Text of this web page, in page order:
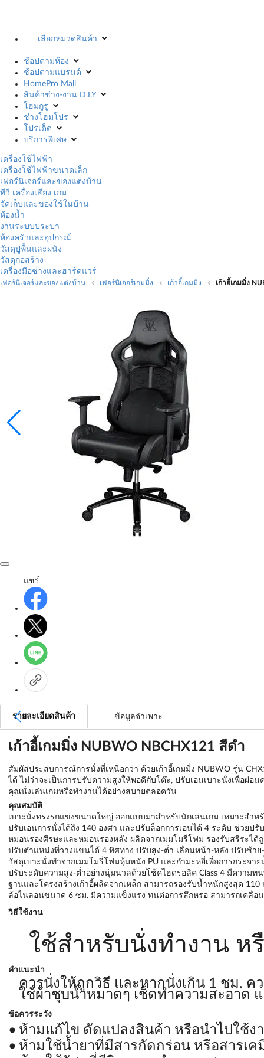
เลือกหมวดสินค้า
ช้อปตามห้อง
ช้อปตามแบรนด์
HomePro Mall
สินค้าช่าง-งาน D.I.Y
โฮมกูรู
ช่างโฮมโปร
โปรเด็ด
บริการพิเศษ
เครื่องใช้ไฟฟ้า
เครื่องใช้ไฟฟ้าขนาดเล็ก
เฟอร์นิเจอร์และของแต่งบ้าน
ทีวี เครื่องเสียง เกม
จัดเก็บและของใช้ในบ้าน
ห้องน้ำ
งานระบบประปา
ห้องครัวและอุปกรณ์
วัสดุปูพื้นและผนัง
วัสดุก่อสร้าง
เครื่องมือช่างและฮาร์ดแวร์
เฟอร์นิเจอร์และของแต่งบ้าน เฟอร์นิเจอร์เกมมิ่ง เก้าอี้เกมมิ่ง เก้าอี้เกมมิ่ง
แชร์
รายละเอียดสินค้า ข้อมูลจำเพาะ
เก้าอี้เกมมิ่ง NUBWO NBCHX121 สีดำ
สัมผัสประสบการณ์การนั่งที่เหนือกว่า ด้วยเก้าอี้เกมมิ่ง NUBWO รุ่น
ได้ ไม่ว่าจะเป็นการปรับความสูงให้พอดีกับโต๊ะ, ปรับเอนเบาะนั่งเพื่อผ่
คุณนั่งเล่นเกมหรือทำงานได้อย่างสบายตลอดวัน
คุณสมบัติ
เบาะนั่งทรงรถแข่งขนาดใหญ่ ออกแบบมาสำหรับนักเล่นเกม เหมาะสำห
ปรับเอนการนั่งได้ถึง 140 องศา และปรับล็อกการเอนได้ 4 ระดับ ช่วยปรั
หมอนรองศีรษะและหมอนรองหลัง ผลิตจากเมมโมรี่โฟม รองรับสรีระได้
ปรับตำแหน่งที่วางแขนได้ 4 ทิศทาง ปรับสูง-ต่ำ เลื่อนหน้า-หลัง ปรับซ้า
วัสดุเบาะนั่งทำจากเมมโมรี่โฟมหุ้มหนัง PU และกำมะหยี่เพื่อการกระจ
ปรับระดับความสูง-ต่ำอย่างนุ่มนวลด้วยโช้คไฮดรอลิค Class 4 มีความท
ฐานและโครงสร้างเก้าอี้ผลิตจากเหล็ก สามารถรองรับน้ำหนักสูงสุด 110
ล้อไนลอนขนาด 6 ซม. มีความแข็งแรง ทนต่อการสึกหรอ สามารถเคลื่อน
วิธีใช้งาน
ใช้สำหรับนั่งทำงาน ห
คำแนะนำ
ควรนั่งให้ถูกวิธี และหากนั่งเกิน 1 ชม. ค
ใช้ผ้าชุบน้ำหมาดๆ เช็ดทำความสะอาด
ข้อควรระวัง
ห้ามแก้ไข ดัดแปลงสินค้า หรือนำไปใช้ง
ห้ามใช้น้ำยาที่มีสารกัดกร่อน หรือสารเ